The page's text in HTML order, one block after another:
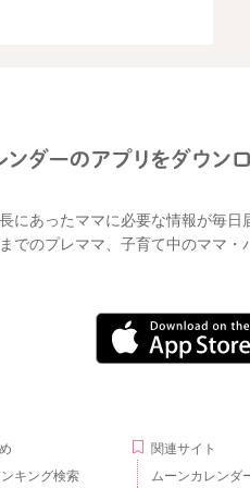
にあったママに必要な情報が毎日
でのプレママ、子育て中のママ
キング検索
関連サイト
ムーンカレンダ